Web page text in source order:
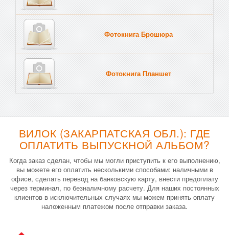
Фотокнига Брошюра
Фотокнига Планшет
ВИЛОК (ЗАКАРПАТСКАЯ ОБЛ.): ГДЕ
ОПЛАТИТЬ ВЫПУСКНОЙ АЛЬБОМ?
Когда заказ сделан, чтобы мы могли приступить к его выполнению,
вы можете его оплатить несколькими способами: наличными в
офисе, сделать перевод на банковскую карту, внести предоплату
через терминал, по безналичному расчету. Для наших постоянных
клиентов в исключительных случаях мы можем принять оплату
наложенным платежом после отправки заказа.